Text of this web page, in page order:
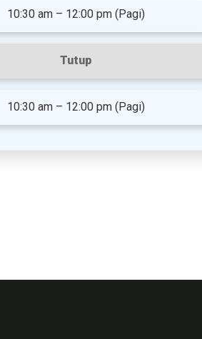
10:30 am – 12:00 pm (Pagi)
Tutup
10:30 am – 12:00 pm (Pagi)